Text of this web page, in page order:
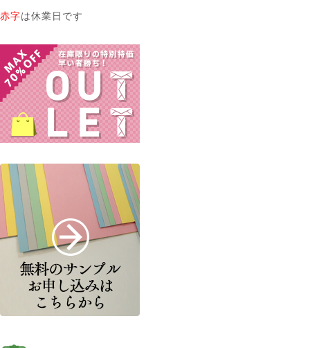
赤字は休業日です